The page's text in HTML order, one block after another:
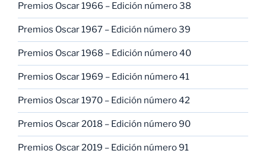
Premios Oscar 1966 – Edición número 38
Premios Oscar 1967 – Edición número 39
Premios Oscar 1968 – Edición número 40
Premios Oscar 1969 – Edición número 41
Premios Oscar 1970 – Edición número 42
Premios Oscar 2018 – Edición número 90
Premios Oscar 2019 – Edición número 91